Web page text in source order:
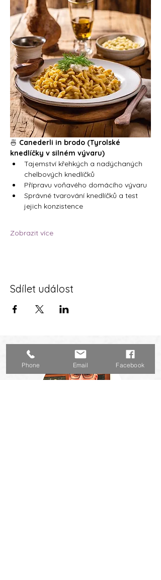
🍜 Canederli in brodo (Tyrolské
knedlíčky v silném vývaru)
Tajemství křehkých a nadýchaných
chelbových knedlíčků
Přípravu voňavého domácího vývaru
Správné tvarování knedlíčků a test
jejich konzistence
Zobrazit více
Sdílet událost
Phone Email Facebook